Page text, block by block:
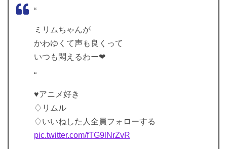
“
ミリムちゃんが
かわゆくて声も良くって
いつも悶えるわー❤
“
♥アニメ好き
♢リムル
♢いいねした人全員フォローする
pic.twitter.com/fTG9lNrZvR